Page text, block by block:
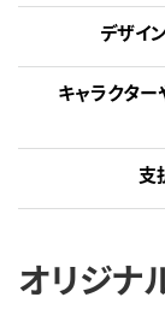
デザイ
キャラクタ
支
オリジナ